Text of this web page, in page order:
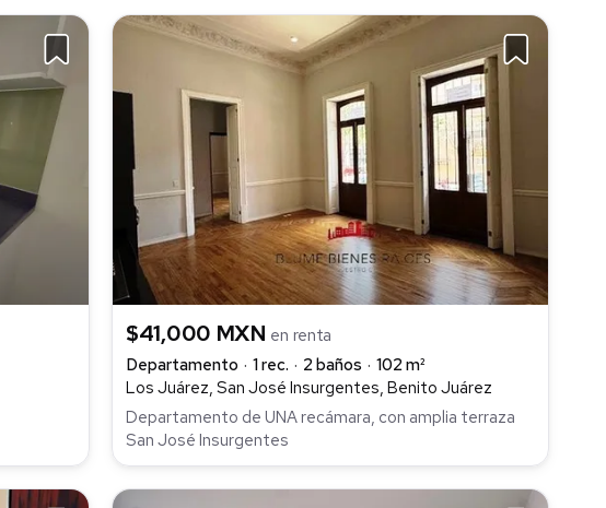
$41,000 MXN en renta
Departamento
1 rec. 2 baños
102 m²
Los Juárez, San José Insurgentes, Benito Juárez
Departamento de UNA recámara, con amplia terraza
San José Insurgentes